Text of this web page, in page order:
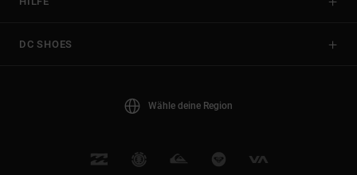
DC SHOES
Wähle deine Region